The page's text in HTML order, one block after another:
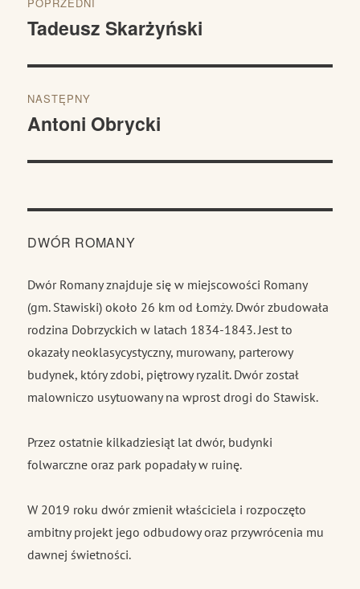
wpisu
Poprzedni
Tadeusz Skarżyński
NASTĘPNY
Następny
Antoni Obrycki
DWÓR ROMANY
Dwór Romany znajduje się w miejscowości Romany
(gm. Stawiski) około 26 km od Łomży. Dwór zbudowała
rodzina Dobrzyckich w latach 1834-1843. Jest to
okazały neoklasycystyczny, murowany, parterowy
budynek, który zdobi, piętrowy ryzalit. Dwór został
malowniczo usytuowany na wprost drogi do Stawisk.
Przez ostatnie kilkadziesiąt lat dwór, budynki
folwarczne oraz park popadały w ruinę.
W 2019 roku dwór zmienił właściciela i rozpoczęto
ambitny projekt jego odbudowy oraz przywrócenia mu
dawnej świetności.